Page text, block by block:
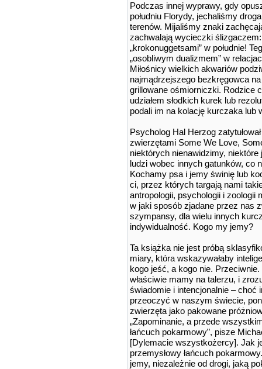
Podczas innej wyprawy, gdy
południu Florydy, jechaliśmy
terenów. Mijaliśmy znaki
zachwalają wycieczki
„krokonuggetsami” w południe!
„osobliwym dualizmem” w
Miłośnicy wielkich akwariów
najmądrzejszego bezkręgowca
grillowane ośmiorniczki. Rodzice
udziałem słodkich kurek lub
podali im na kolację kurczaka lub
Psycholog Hal Herzog
zwierzętami Some We Love,
niektórych nienawidzimy,
ludzi wobec innych gatunków, co
Kochamy psa i jemy świnię lub
ci, przez których targają nami
antropologii, psychologii i zoologii
w jaki sposób zjadane przez nas
szympansy, dla wielu innych
indywidualność. Kogo my jemy?
Ta książka nie jest próbą
miary, która wskazywałaby
kogo jeść, a kogo nie.
właściwie mamy na talerzu, i
świadomie i intencjonalnie – choć
przeoczyć w naszym świecie,
zwierzęta jako pakowane
„Zapominanie, a przede
łańcuch pokarmowy”, pisze
[Dylemacie wszystkożercy]. Jak
przemysłowy łańcuch
jemy, niezależnie od drogi, jaką